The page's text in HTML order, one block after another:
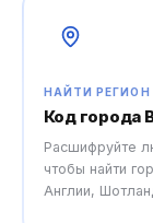
НАЙТИ
Код города
Расшифруйте
чтобы найти
Англии,